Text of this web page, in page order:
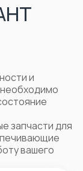
и
запчасти для
вашего